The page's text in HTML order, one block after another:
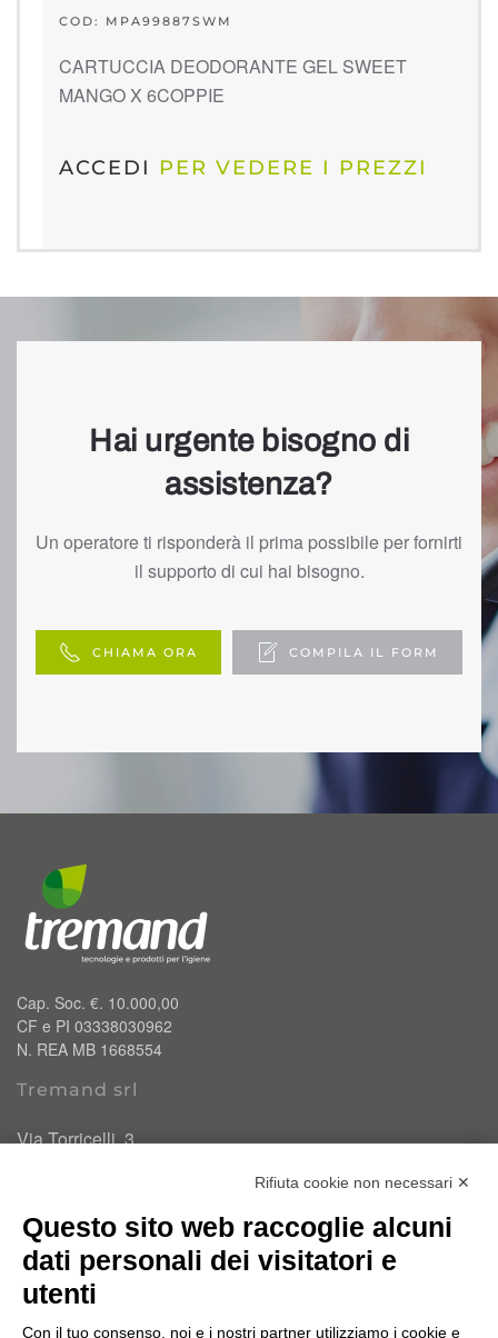
COD: MPA99887SWM
CARTUCCIA DEODORANTE GEL SWEET
MANGO X 6COPPIE
ACCEDI PER VEDERE I PREZZI
Hai urgente bisogno di
assistenza?
Un operatore ti risponderà il prima possibile per fornirti
il supporto di cui hai bisogno.
CHIAMA ORA COMPILA IL FORM
Cap. Soc. €. 10.000,00
CF e PI 03338030962
N. REA MB 1668554
Tremand srl
Via Torricelli, 3
info@tremand.it
Pec:amministrazione.tremandsrl@pec.it
Chi siamo
Rifiuta cookie non necessari ✕
Questo sito web raccoglie alcuni
dati personali dei visitatori e
utenti
Con il tuo consenso, noi e i nostri partner utilizziamo i cookie e